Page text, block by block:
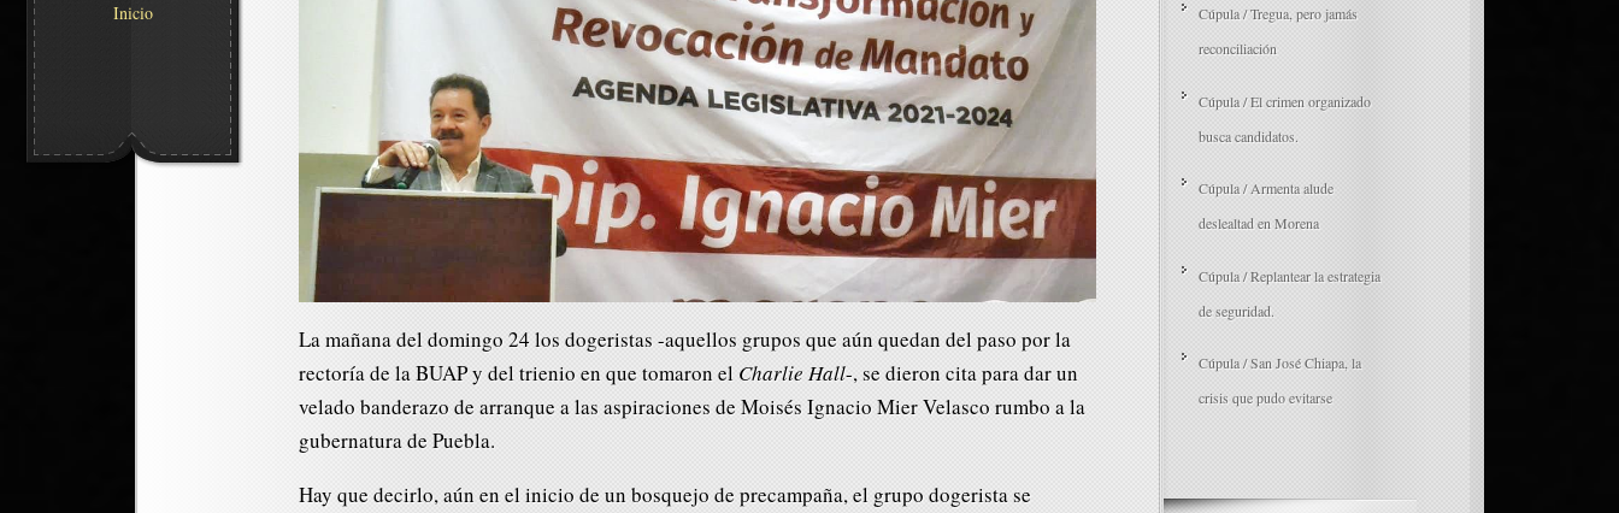
Inicio
La mañana del domingo 24 los dogeristas -aquellos grupos que aún quedan del paso por la
rectoría de la BUAP y del trienio en que tomaron el Charlie Hall-, se dieron cita para dar un
velado banderazo de arranque a las aspiraciones de Moisés Ignacio Mier Velasco rumbo a la
gubernatura de Puebla.
Hay que decirlo, aún en el inicio de un bosquejo de precampaña, el grupo dogerista se
Cúpula / Tregua, pero jamás
reconciliación
Cúpula / El crimen organizado
busca candidatos.
Cúpula / Armenta alude
deslealtad en Morena
Cúpula / Replantear la estrategia
de seguridad.
Cúpula / San José Chiapa, la
crisis que pudo evitarse